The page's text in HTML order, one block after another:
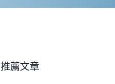
推薦文章